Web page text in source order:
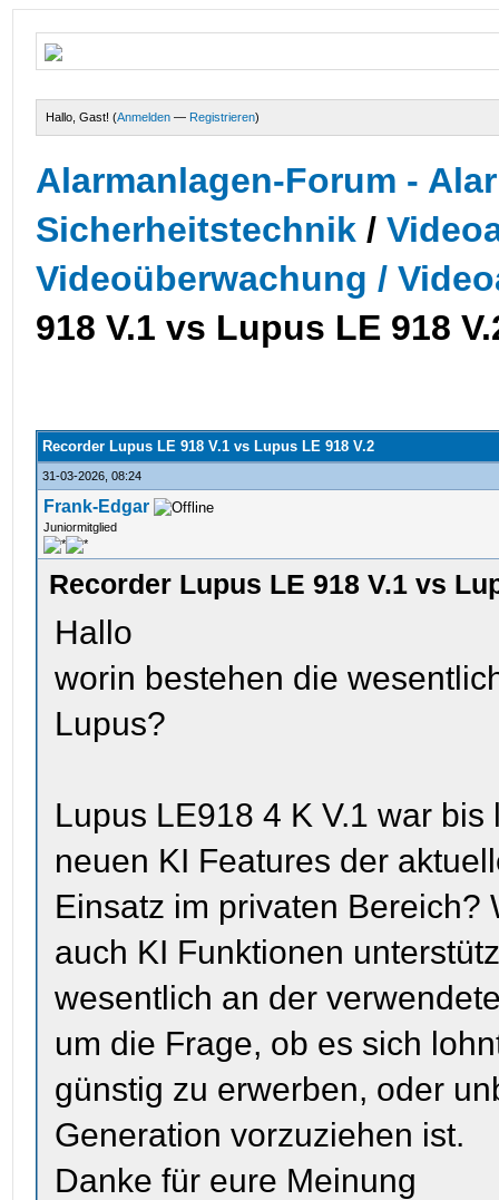
Hallo, Gast! (Anmelden — Registrieren)
Alarmanlagen-Forum -
Sicherheitstechnik /
Videoüberwachung /
918 V.1 vs Lupus LE 918
Recorder Lupus LE 918 V.1 vs Lupus LE 918 V.2
31-03-2026, 08:24
Frank-Edgar
Juniormitglied
Recorder Lupus LE 918 V.1 vs
Hallo
worin bestehen die
Lupus?
Lupus LE918 4 K V.1 war
neuen KI Features der
Einsatz im privaten Bereich?
auch KI Funktionen
wesentlich an der
um die Frage, ob es sich
günstig zu erwerben, oder
Generation vorzuziehen ist.
Danke für eure Meinung